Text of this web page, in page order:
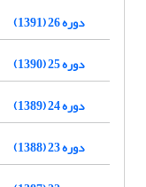
دوره 26 (1391)
دوره 25 (1390)
دوره 24 (1389)
دوره 23 (1388)